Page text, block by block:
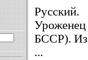
Русский.
Уроженец
БССР). Из
...